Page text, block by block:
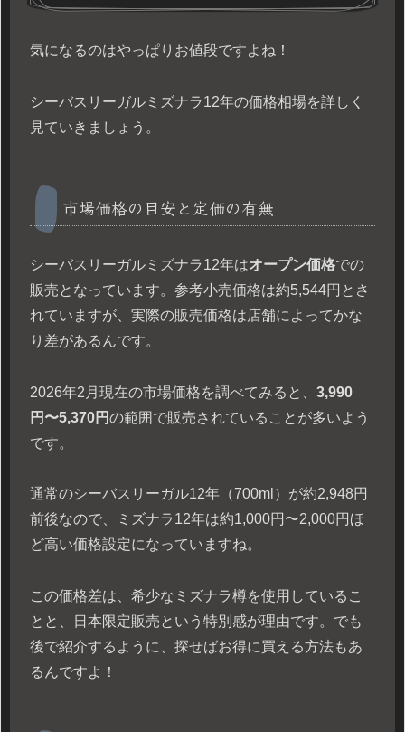
気になるのはやっぱりお値段ですよね！
シーバスリーガルミズナラ12年の価格相場を詳しく
見ていきましょう。
市場価格の目安と定価の有無
シーバスリーガルミズナラ12年はオープン価格での
販売となっています。参考小売価格は約5,544円とさ
れていますが、実際の販売価格は店舗によってかな
り差があるんです。
2026年2月現在の市場価格を調べてみると、 3,990
円〜5,370円の範囲で販売されていることが多いよう
です。
通常のシーバスリーガル12年（700ml）が約2,948円
前後なので、ミズナラ12年は約1,000円〜2,000円ほ
ど高い価格設定になっていますね。
この価格差は、希少なミズナラ樽を使用しているこ
とと、日本限定販売という特別感が理由です。でも
後で紹介するように、探せばお得に買える方法もあ
るんですよ！